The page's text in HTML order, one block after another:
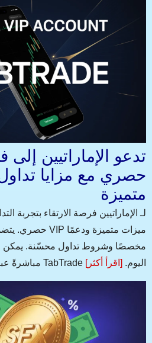
متميزة
مخصصًا وشروط تداول محسّنة. يمكن
مباشرةً عبر منصة TabTrade اليوم. [اقرأ أكثر]